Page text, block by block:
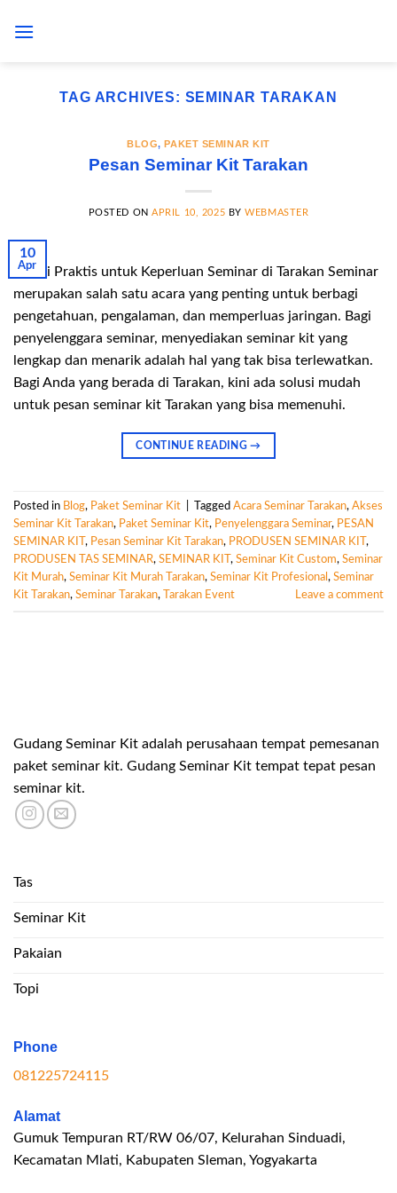
TAG ARCHIVES: SEMINAR TARAKAN
BLOG,PAKET SEMINAR KIT
Pesan Seminar Kit Tarakan
POSTED ONAPRIL 10, 2025 BYWEBMASTER
10
Apr
Solusi Praktis untuk Keperluan Seminar di Tarakan Seminar
merupakan salah satu acara yang penting untuk berbagi
pengetahuan, pengalaman, dan memperluas jaringan. Bagi
penyelenggara seminar, menyediakan seminar kit yang
lengkap dan menarik adalah hal yang tak bisa terlewatkan.
Bagi Anda yang berada di Tarakan, kini ada solusi mudah
untuk pesan seminar kit Tarakan yang bisa memenuhi.
CONTINUE READING→
Posted in Blog, Paket Seminar Kit Tagged Acara Seminar Tarakan, Akses
Seminar Kit Tarakan, Paket Seminar Kit, Penyelenggara Seminar, PESAN
SEMINAR KIT , Pesan Seminar Kit Tarakan, PRODUSEN SEMINAR KIT ,
PRODUSEN TAS SEMINAR, SEMINAR KIT , Seminar Kit Custom, Seminar
Kit Murah, Seminar Kit Murah Tarakan, Seminar Kit Profesional , Seminar
Kit Tarakan, Seminar Tarakan, Tarakan Event Leave a comment
Gudang Seminar Kit adalah perusahaan tempat pemesanan
paket seminar kit. Gudang Seminar Kit tempat tepat pesan
seminar kit.
Tas
Seminar Kit
Pakaian
Topi
Phone
081225724115
Alamat
Gumuk Tempuran RT/RW 06/07, Kelurahan Sinduadi,
Kecamatan Mlati, Kabupaten Sleman, Yogyakarta